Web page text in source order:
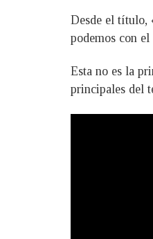
Desde el título,
podemos con
Esta no es la
principales del